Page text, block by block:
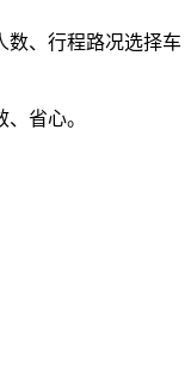
数、行程路况选择车
省心。